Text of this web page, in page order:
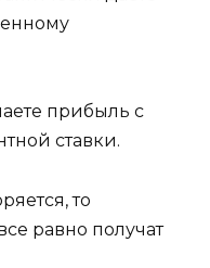
прибыль с
ставки.
то
равно получат